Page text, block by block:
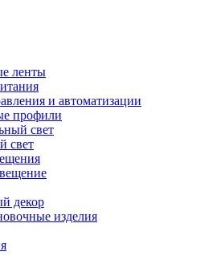
ленты
и автоматизации
профили
свет
свет
декор
изделия